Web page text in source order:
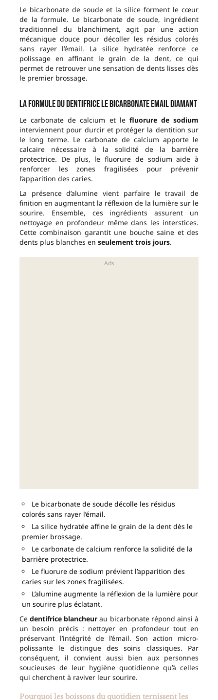
Le bicarbonate de soude et la silice forment le cœur
de la formule. Le bicarbonate de soude, ingrédient
traditionnel du blanchiment, agit par une action
mécanique douce pour décoller les résidus colorés
sans rayer l’émail. La silice hydratée renforce ce
polissage en affinant le grain de la dent, ce qui
permet de retrouver une sensation de dents lisses dès
le premier brossage.
La formule du Dentifrice Le Bicarbonate Email Diamant
Le carbonate de calcium et le fluorure de sodium
interviennent pour durcir et protéger la dentition sur
le long terme. Le carbonate de calcium apporte le
calcaire nécessaire à la solidité de la barrière
protectrice. De plus, le fluorure de sodium aide à
renforcer les zones fragilisées pour prévenir
l’apparition des caries.
La présence d’alumine vient parfaire le travail de
finition en augmentant la réflexion de la lumière sur le
sourire. Ensemble, ces ingrédients assurent un
nettoyage en profondeur même dans les interstices.
Cette combinaison garantit une bouche saine et des
dents plus blanches en seulement trois jours.
Le bicarbonate de soude décolle les résidus
colorés sans rayer l’émail.
La silice hydratée affine le grain de la dent dès le
premier brossage.
Le carbonate de calcium renforce la solidité de la
barrière protectrice.
Le fluorure de sodium prévient l’apparition des
caries sur les zones fragilisées.
L’alumine augmente la réflexion de la lumière pour
un sourire plus éclatant.
Cedentifrice blancheur au bicarbonate répond ainsi à
un besoin précis : nettoyer en profondeur tout en
préservant l’intégrité de l’émail. Son action micro-
polissante le distingue des soins classiques. Par
conséquent, il convient aussi bien aux personnes
soucieuses de leur hygiène quotidienne qu’à celles
qui cherchent à raviver leur sourire.
Pourquoi les boissons du quotidien ternissent les